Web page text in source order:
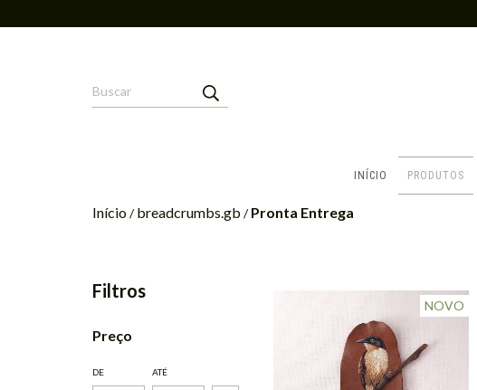
INÍCIO PRODUTOS
Início/ breadcrumbs.gb / Pronta Entrega
Filtros
Preço
DE ATÉ
NOVO